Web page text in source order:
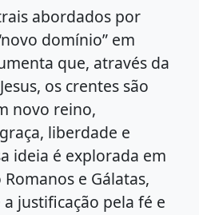
abordados por
domínio” em
que, através da
os crentes são
novo reino,
liberdade e
ideia é explorada em
e Gálatas,
justificação pela fé e